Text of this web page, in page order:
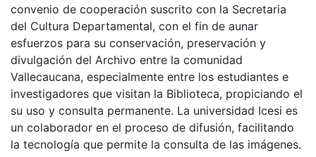
convenio de cooperación suscrito con la Secretaria
del Cultura Departamental, con el fin de aunar
esfuerzos para su conservación, preservación y
divulgación del Archivo entre la comunidad
Vallecaucana, especialmente entre los estudiantes e
investigadores que visitan la Biblioteca, propiciando el
su uso y consulta permanente. La universidad Icesi es
un colaborador en el proceso de difusión, facilitando
la tecnología que permite la consulta de las imágenes.